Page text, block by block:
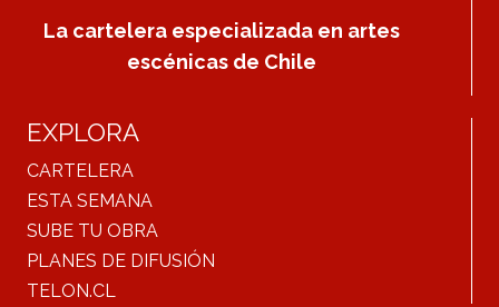
La cartelera especializada en artes
escénicas de Chile
EXPLORA
CARTELERA
ESTA SEMANA
SUBE TU OBRA
PLANES DE DIFUSIÓN
TELON.CL